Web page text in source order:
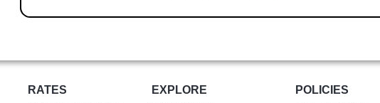
RATES
EXPLORE
POLICIES